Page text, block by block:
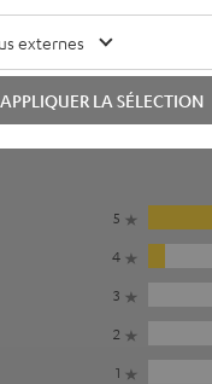
5
4
3
2
1
externes
APPLIQUER LA SÉLECTION